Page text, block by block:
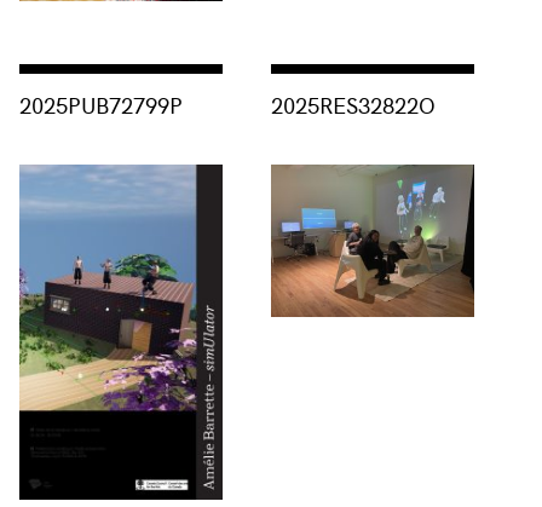
2025PUB72799P 2025RES32822O